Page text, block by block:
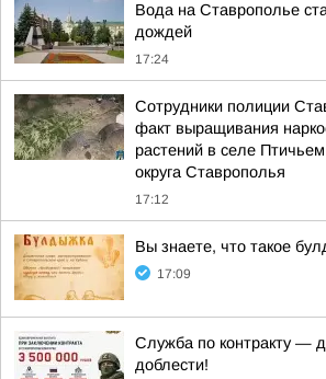
Вода на Ставрополье
дождей
17:24
Сотрудники полиции
факт выращивания
растений в селе
округа Ставрополья
17:12
Вы знаете, что такое
17:09
Служба по контракту —
доблести!